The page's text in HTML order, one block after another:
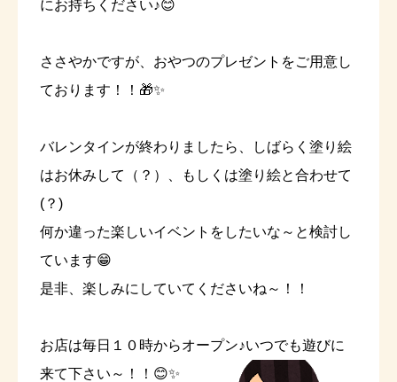
にお持ちください♪😊
ささやかですが、おやつのプレゼントをご用意し
ております！！🎁✨
バレンタインが終わりましたら、しばらく塗り絵
はお休みして（？）、もしくは塗り絵と合わせて
(？)
何か違った楽しいイベントをしたいな～と検討し
ています😁
是非、楽しみにしていてくださいね～！！
お店は毎日１０時からオープン♪いつでも遊びに
来て下さい～！！😊✨